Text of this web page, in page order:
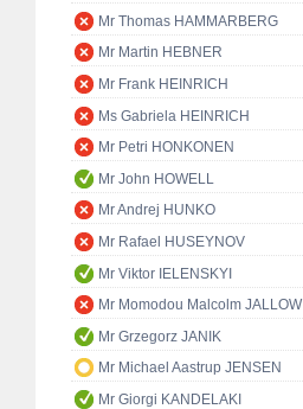
Mr Thomas HAMMARBERG
Mr Martin HEBNER
Mr Frank HEINRICH
Ms Gabriela HEINRICH
Mr Petri HONKONEN
Mr John HOWELL
Mr Andrej HUNKO
Mr Rafael HUSEYNOV
Mr Viktor IELENSKYI
Mr Momodou Malcolm JALLOW
Mr Grzegorz JANIK
Mr Michael Aastrup JENSEN
Mr Giorgi KANDELAKI